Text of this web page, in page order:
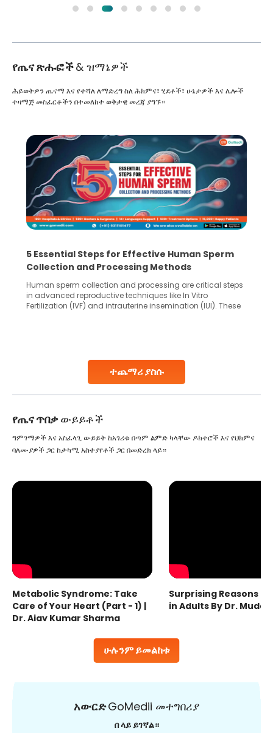
የጤና ጽሑፎች& ዝማኔዎች
ተጨማሪ ያስሱ
ሕይወትዎን ጤናማ እና የተሻለ ለማድረግ ስለ ሕክምና፣ ሂደቶች፣ ሁኔታዎች እና ሌሎች
ተዛማጅ መስፈርቶችን በተመለከተ ወቅታዊ መረጃ ያግኙ።
5 Essential Steps for Effective Human Sperm
Collection and Processing Methods
Human sperm collection and processing are critical steps
in advanced reproductive techniques like In Vitro
Fertilization (IVF) and intrauterine insemination (IUI). These
collected, they process the
የጤና ጥበቃውይይቶች
ሁሉንም ይመልከቱ
ግምገማዎች እና አስፈላጊ ውይይት ከአገሪቱ በጣም ልምድ ካላቸው ዶክተሮች እና የህክምና
ባለሙያዎች ጋር ከታካሚ አስተያየቶች ጋር በመድረክ ላይ።
Metabolic Syndrome: Take
Care of Your Heart (Part - 1) |
Dr. Ajay Kumar Sharma
Surprising Reasons
in Adults By Dr.
አውርድGoMedii መተግበሪያ
በ ላይ ይገኛል።